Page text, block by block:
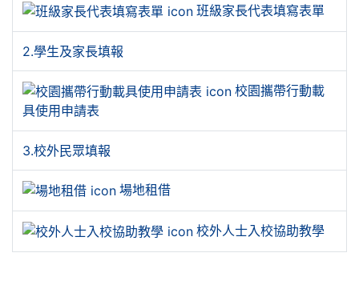
班級家長代表填寫表單
2.學生及家長填報
校園攜帶行動載
具使用申請表
3.校外民眾填報
場地租借
校外人士入校協助教學